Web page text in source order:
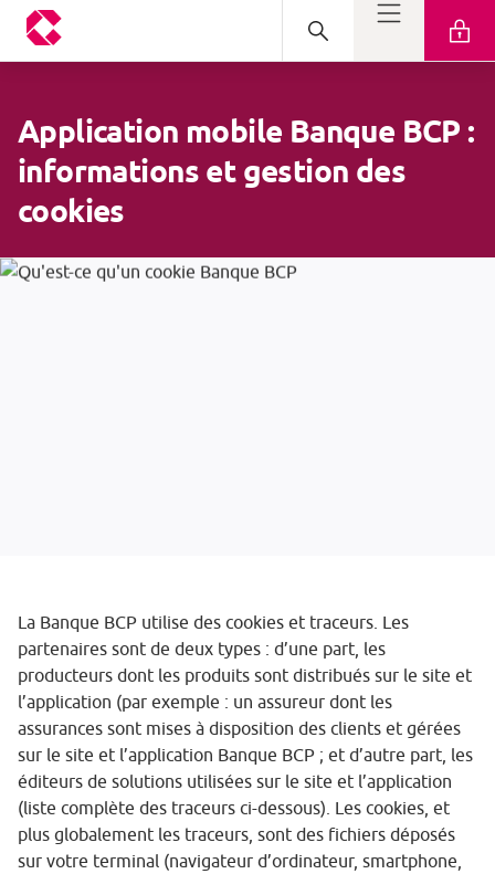
Application mobile Banque BCP :
informations et gestion des
cookies
La Banque BCP utilise des cookies et traceurs. Les
partenaires sont de deux types : d’une part, les
producteurs dont les produits sont distribués sur le site et
l’application (par exemple : un assureur dont les
assurances sont mises à disposition des clients et gérées
sur le site et l’application Banque BCP ; et d’autre part, les
éditeurs de solutions utilisées sur le site et l’application
(liste complète des traceurs ci-dessous). Les cookies, et
plus globalement les traceurs, sont des fichiers déposés
sur votre terminal (navigateur d’ordinateur, smartphone,